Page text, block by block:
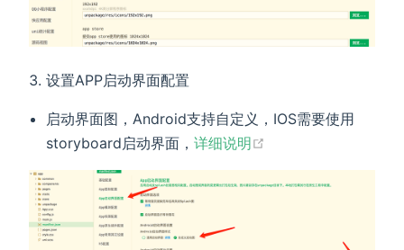
设置APP启动界面配置
启动界面图，Android支持自定义，IOS需要使用
storyboard启动界面，详细说明